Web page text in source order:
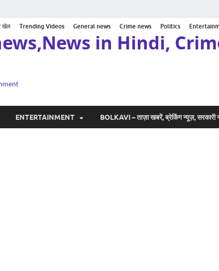
खेल Trending Videos General news Crime news Politics
in Hindi,
ENTERTAINMENT BOLKAVI – ताज़ा खबरें, ब्रेकिंग न्यूज़, सरकारी